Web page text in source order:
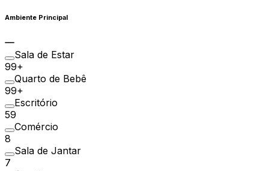
Ambiente Principal
Sala de Estar
99+
Quarto de Bebê
99+
Escritório
59
Comércio
8
Sala de Jantar
7